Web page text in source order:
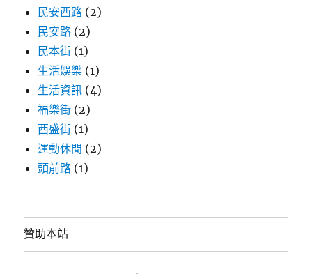
民安西路 (2)
民安路 (2)
民本街 (1)
生活娛樂 (1)
生活資訊 (4)
福樂街 (2)
西盛街 (1)
運動休閒 (2)
頭前路 (1)
贊助本站